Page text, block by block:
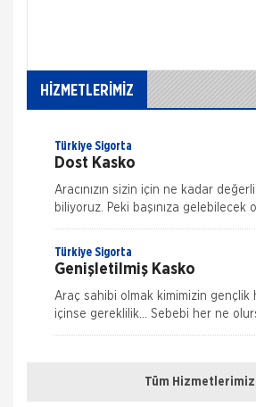
HİZMETLERİMİZ
yanlış yakıt dolumuna, yolda
Karayolları Trafik Kanunu’na tabi
Türkiye Sigorta
Dost Kasko
Aracınızın sizin için ne kadar
biliyoruz. Peki başınıza gelebilecek
karşı aracınızı bütçenize uygun
Türkiye Sigorta
Genişletilmiş Kasko
Araç sahibi olmak kimimizin gençlik
içinse gereklilik... Sebebi her ne olursa olsun bir
aracınız varsa ve ufak da olsa bir
Muafiyetli KaskoTüm Hizmetlerimiz
ONLİNE Dask Prim Hesaplama